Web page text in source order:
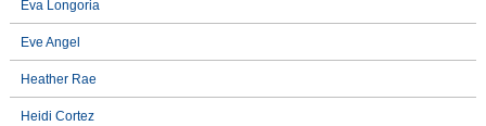
Eva Longoria
Eve Angel
Heather Rae
Heidi Cortez